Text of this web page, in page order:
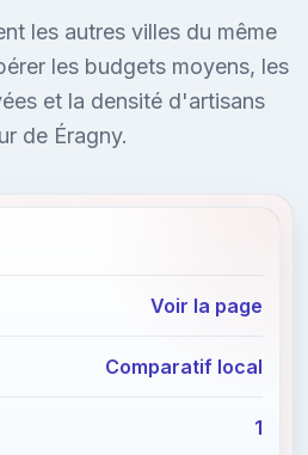
les autres villes du même
les budgets moyens, les
et la densité d'artisans
de Éragny.
Voir la page
Comparatif local
1